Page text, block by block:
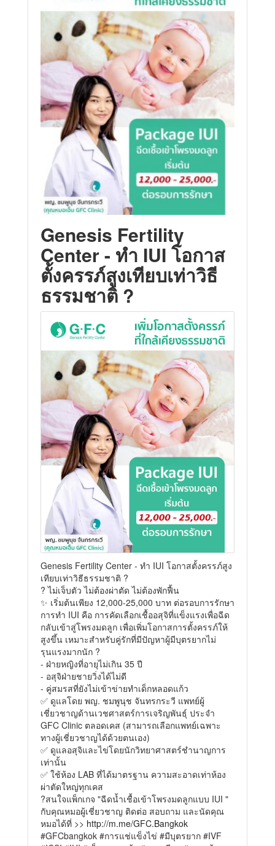
Genesis Fertility
Center - ทำ IUI โอกาส
ตั้งครรภ์สูงเทียบเท่าวิธี
ธรรมชาติ ?
Genesis Fertility Center - ทำ IUI โอกาสตั้งครรภ์สูง
เทียบเท่าวิธีธรรมชาติ ?
? ไม่เจ็บตัว ไม่ต้องผ่าตัด ไม่ต้องพักฟื้น
✨ เริ่มต้นเพียง 12,000-25,000 บาท ต่อรอบการรักษา
การทำ IUI คือ การคัดเลือกเชื้ออสุจิที่แข็งแรงเพื่อฉีด
กลับเข้าสู่โพรงมดลูก เพื่อเพิ่มโอกาสการตั้งครรภ์ให้
สูงขึ้น เหมาะสำหรับคู่รักที่มีปัญหาผู้มีบุตรยากไม่
รุนแรงมากนัก ?
- ฝ่ายหญิงที่อายุไม่เกิน 35 ปี
- อสุจิฝ่ายชายวิ่งได้ไม่ดี
- คู่สมรสที่ยังไม่เข้าข่ายทำเด็กหลอดแก้ว
✅ ดูแลโดย พญ. ชมพูนุช จันทรกระวี แพทย์ผู้
เชี่ยวชาญด้านเวชศาสตร์การเจริญพันธุ์ ประจำ
GFC Clinic ตลอดเคส (สามารถเลือกแพทย์เฉพาะ
ทางผู้เชี่ยวชาญได้ด้วยตนเอง)
✅ ดูแลอสุจิและไข่โดยนักวิทยาศาสตร์ชำนาญการ
เท่านั้น
✅ ใช้ห้อง LAB ที่ได้มาตรฐาน ความสะอาดเท่าห้อง
ผ่าตัดใหญ่ทุกเคส
?สนใจแพ็กเกจ "ฉีดน้ำเชื้อเข้าโพรงมดลูกแบบ IUI "
กับคุณหมอผู้เชี่ยวชาญ ติดต่อ สอบถาม และนัดคุณ
หมอได้ที่ >> http://m.me/GFC.Bangkok
#GFCbangkok #การแช่แข็งไข่ #มีบุตรยาก #IVF